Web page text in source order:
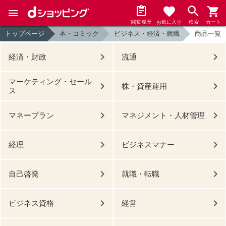
閲覧履歴 お気に入り 検索 カート
トップページ 本・コミック ビジネス・経済・就職 商品一覧
経済・財政 流通
マーケティング・セール
ス
株・資産運用
マネープラン マネジメント・人材管理
経理 ビジネスマナー
自己啓発 就職・転職
ビジネス資格 経営